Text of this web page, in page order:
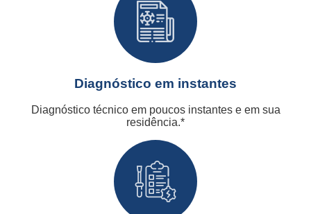
Diagnóstico em instantes
Diagnóstico técnico em poucos instantes e em sua
residência.*